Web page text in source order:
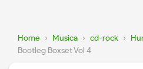
Home › Musica › cd-rock ›
Bootleg Boxset Vol 4